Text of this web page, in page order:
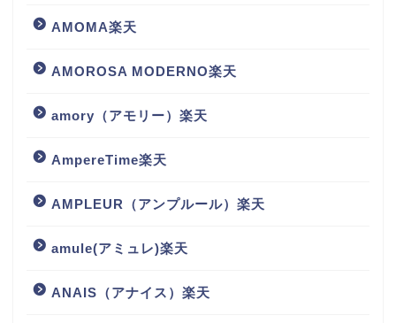
AMOMA楽天
AMOROSA MODERNO楽天
amory（アモリー）楽天
AmpereTime楽天
AMPLEUR（アンプルール）楽天
amule(アミュレ)楽天
ANAIS（アナイス）楽天